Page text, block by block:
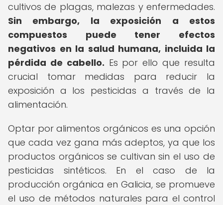
cultivos de plagas, malezas y enfermedades.
Sin embargo, la exposición a estos
compuestos puede tener efectos
negativos en la salud humana, incluida la
pérdida de cabello. Es por ello que resulta
crucial tomar medidas para reducir la
exposición a los pesticidas a través de la
alimentación.
Optar por alimentos orgánicos es una opción
que cada vez gana más adeptos, ya que los
productos orgánicos se cultivan sin el uso de
pesticidas sintéticos. En el caso de la
producción orgánica en Galicia, se promueve
el uso de métodos naturales para el control